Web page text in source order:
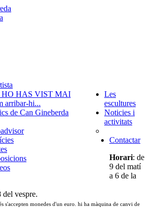
a
HO HAS VIST MAI
arribar-hi...
de Can Gineberda
Les
escultures
Noticies i
activitats
Contactar
Horari: de
9 del matí
a 6 de la
del vespre.
s'accepten monedes d'un euro. hi ha màquina de canvi de